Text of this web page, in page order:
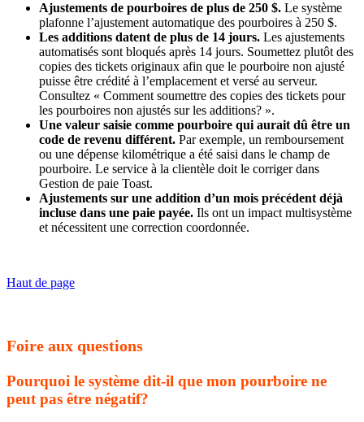
Ajustements de pourboires de plus de 250 $. Le système
plafonne l’ajustement automatique des pourboires à 250 $.
Les additions datent de plus de 14 jours. Les ajustements
automatisés sont bloqués après 14 jours. Soumettez plutôt des
copies des tickets originaux afin que le pourboire non ajusté
puisse être crédité à l’emplacement et versé au serveur.
Consultez « Comment soumettre des copies des tickets pour
les pourboires non ajustés sur les additions? ».
Une valeur saisie comme pourboire qui aurait dû être un
code de revenu différent. Par exemple, un remboursement
ou une dépense kilométrique a été saisi dans le champ de
pourboire. Le service à la clientèle doit le corriger dans
Gestion de paie Toast.
Ajustements sur une addition d’un mois précédent déjà
incluse dans une paie payée. Ils ont un impact multisystème
et nécessitent une correction coordonnée.
Haut de page
Foire aux questions
Pourquoi le système dit-il que mon pourboire ne
peut pas être négatif?